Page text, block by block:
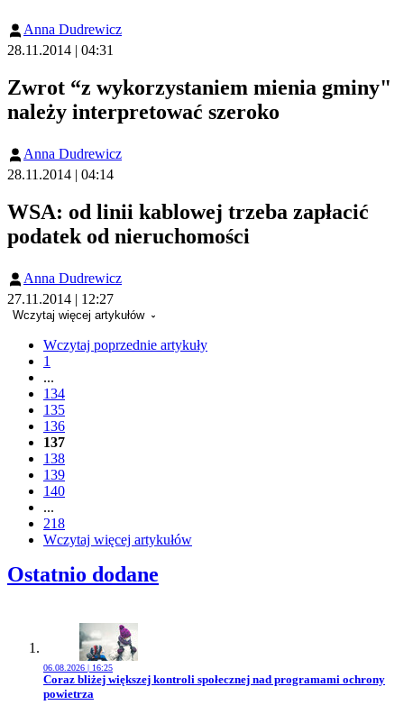
Anna Dudrewicz
28.11.2014 | 04:31
Zwrot “z wykorzystaniem mienia gminy"
należy interpretować szeroko
Anna Dudrewicz
28.11.2014 | 04:14
WSA: od linii kablowej trzeba zapłacić
podatek od nieruchomości
Anna Dudrewicz
27.11.2014 | 12:27
Wczytaj więcej artykułów
Wczytaj poprzednie artykuły
1
...
134
135
136
137
138
139
140
...
218
Wczytaj więcej artykułów
Ostatnio dodane
06.08.2026 | 16:25
Przejdź do artykułu:
Coraz bliżej większej kontroli społecznej nad programami ochrony
powietrza